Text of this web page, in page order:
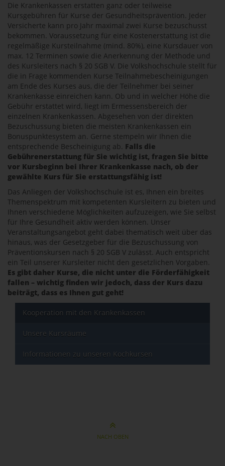
Die Krankenkassen erstatten ganz oder teilweise
Kursgebühren für Kurse der Gesundheitsprävention. Jeder
Versicherte kann pro Jahr maximal zwei Kurse bezuschusst
bekommen. Voraussetzung für eine Kostenerstattung ist die
regelmäßige Kursteilnahme (mind. 80%), eine Kursdauer von
max. 12 Terminen sowie die Anerkennung der Methode und
des Kursleiters nach § 20 SGB V. Die Volkshochschule stellt für
die in Frage kommenden Kurse Teilnahmebescheinigungen
am Ende des Kurses aus, die der Teilnehmer bei seiner
Krankenkasse einreichen kann. Ob und in welcher Höhe die
Gebühr erstattet wird, liegt im Ermessensbereich der
einzelnen Krankenkassen. Abgesehen von der direkten
Bezuschussung bieten die meisten Krankenkassen ein
Bonuspunktesystem an. Gerne stempeln wir Ihnen die
entsprechende Bescheinigung ab. Falls die
Gebührenerstattung für Sie wichtig ist, fragen Sie bitte
vor Kursbeginn bei Ihrer Krankenkasse nach, ob der
gewählte Kurs für Sie erstattungsfähig ist!
Das Anliegen der Volkshochschule ist es, Ihnen ein breites
Themenspektrum mit kompetenten Kursleitern zu bieten und
Ihnen verschiedene Möglichkeiten aufzuzeigen, wie Sie selbst
für Ihre Gesundheit aktiv werden können. Unser
Veranstaltungsangebot geht dabei thematisch weit über das
hinaus, was der Gesetzgeber für die Bezuschussung von
Präventionskursen nach § 20 SGB V zulässt. Auch entspricht
ein Teil unserer Kursleiter nicht den gesetzlichen Vorgaben.
Es gibt daher Kurse, die nicht unter die Förderfähigkeit
fallen – wichtig finden wir jedoch, dass der Kurs dazu
beiträgt, dass es Ihnen gut geht!
Kooperation mit den Krankenkassen
Unsere Kursräume
Informationen zu unseren Kochkursen
NACH OBEN